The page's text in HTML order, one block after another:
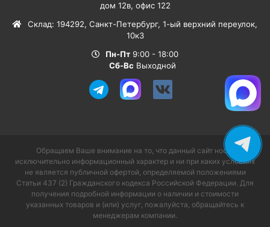
дом 12в, офис 122
Склад: 194292, Санкт-Петербург, 1-ый верхний переулок,
10к3
Пн-Пт 9:00 - 18:00
Сб-Вс Выходной
Обращаем Ваше внимание на то, что данный сайт носит
исключительно информационный характер и ни при каких условиях
не является публичной офертой, определяемой положениями
Статьи 437 (2) Гражданского кодекса Российской Федерации. Для
получения подробной информации о наличии и стоимости
указанных товаров и (или) услуг, пожалуйста, обращайтесь к
менеджерам компании.